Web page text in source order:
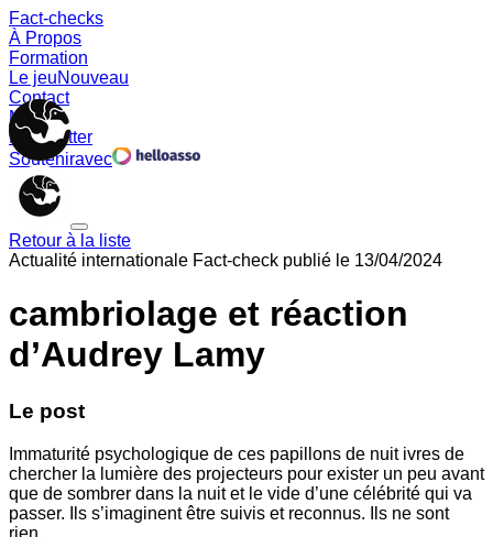
Fact-checks
À Propos
Formation
Le jeuNouveau
Contact
Memes
Newsletter
Souteniravec
Retour à la liste
Actualité internationale Fact-check publié le 13/04/2024
cambriolage et réaction
d’Audrey Lamy
Le post
Immaturité psychologique de ces papillons de nuit ivres de
chercher la lumière des projecteurs pour exister un peu avant
que de sombrer dans la nuit et le vide d’une célébrité qui va
passer. Ils s’imaginent être suivis et reconnus. Ils ne sont
rien.